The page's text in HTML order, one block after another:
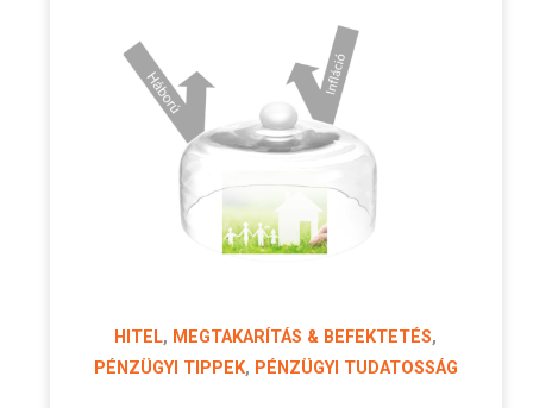
HITEL, MEGTAKARÍTÁS & BEFEKTETÉS,
PÉNZÜGYI TIPPEK, PÉNZÜGYI TUDATOSSÁG